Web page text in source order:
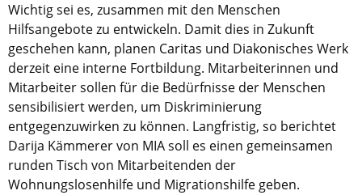
Wichtig sei es, zusammen mit den Menschen
Hilfsangebote zu entwickeln. Damit dies in Zukunft
geschehen kann, planen Caritas und Diakonisches Werk
derzeit eine interne Fortbildung. Mitarbeiterinnen und
Mitarbeiter sollen für die Bedürfnisse der Menschen
sensibilisiert werden, um Diskriminierung
entgegenzuwirken zu können. Langfristig, so berichtet
Darija Kämmerer von MIA soll es einen gemeinsamen
runden Tisch von Mitarbeitenden der
Wohnungslosenhilfe und Migrationshilfe geben.